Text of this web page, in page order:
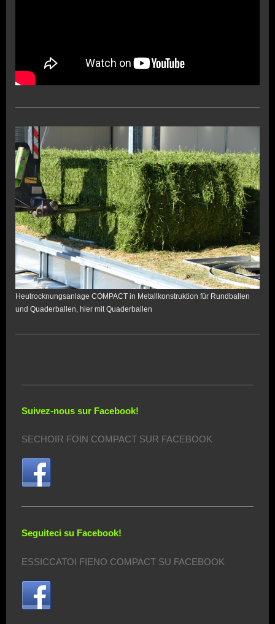
Heutrocknungsanlage COMPACT in Metallkonstruktion für Rundballen
und Quaderballen, hier mit Quaderballen
Suivez-nous sur Facebook!
SECHOIR FOIN COMPACT SUR FACEBOOK
Seguiteci su Facebook!
ESSICCATOI FIENO COMPACT SU FACEBOOK